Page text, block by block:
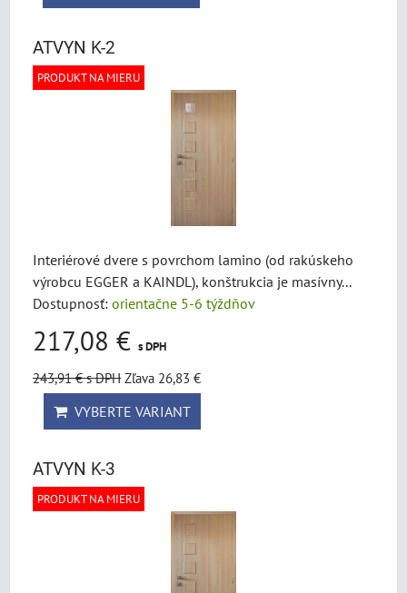
ATVYN K-2
PRODUKT NA MIERU
Interiérové dvere s povrchom lamino (od rakúskeho
výrobcu EGGER a KAINDL), konštrukcia je masívny...
Dostupnosť: orientačne 5-6 týždňov
217,08 € s DPH
243,91 €s DPH Zľava 26,83 €
VYBERTE VARIANT
ATVYN K-3
PRODUKT NA MIERU